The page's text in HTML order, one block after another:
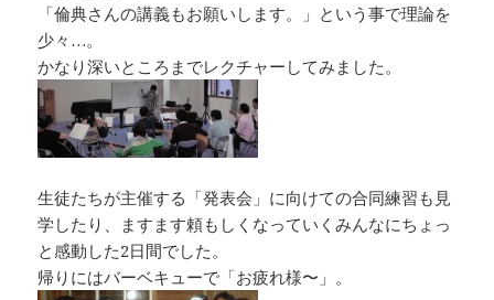
「倫典さんの講義もお願いします。」という事で理論を
少々…。
かなり深いところまでレクチャーしてみました。
生徒たちが主催する「発表会」に向けての合同練習も見
学したり、ますます頼もしくなっていくみんなにちょっ
と感動した2日間でした。
帰りにはバーベキューで「お疲れ様〜」。